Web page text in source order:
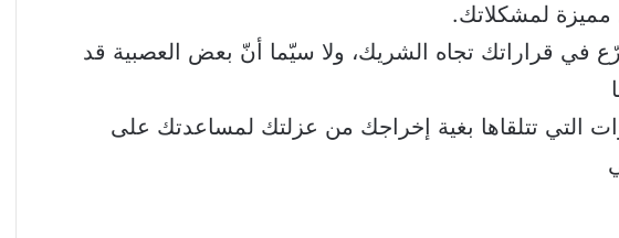
لمشكلاتك.
في قراراتك تجاه الشريك، ولا سيّما أنّ بعض العصبية قد
التي تتلقاها بغية إخراجك من عزلتك لمساعدتك على